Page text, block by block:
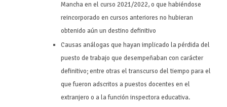
Mancha en el curso 2021/2022, o que habiéndose
reincorporado en cursos anteriores no hubieran
obtenido aún un destino definitivo
Causas análogas que hayan implicado la pérdida del
puesto de trabajo que desempeñaban con carácter
definitivo; entre otras el transcurso del tiempo para el
que fueron adscritos a puestos docentes en el
extranjero o a la función inspectora educativa.